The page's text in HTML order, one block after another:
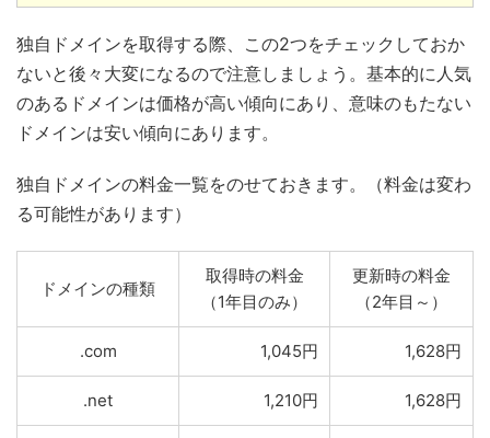
独自ドメインを取得する際、この2つをチェックしておか
ないと後々大変になるので注意しましょう。基本的に人気
のあるドメインは価格が高い傾向にあり、意味のもたない
ドメインは安い傾向にあります。
独自ドメインの料金一覧をのせておきます。（料金は変わ
る可能性があります）
ドメインの種類
取得時の料金
（1年目のみ）
更新時の料金
（2年目～）
.com 1,045円 1,628円
.net 1,210円 1,628円